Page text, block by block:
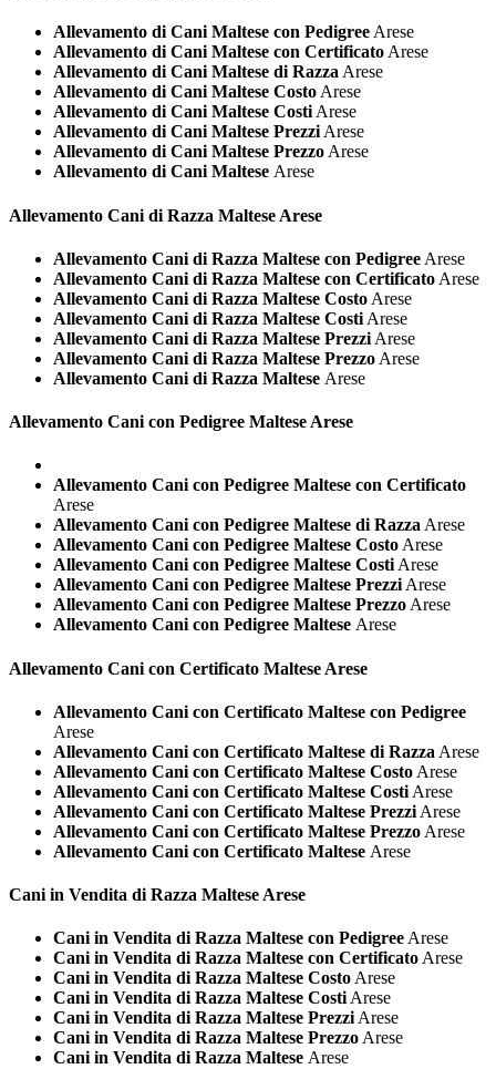
Allevamento di Cani Maltese con Pedigree Arese
Allevamento di Cani Maltese con Certificato Arese
Allevamento di Cani Maltese di Razza Arese
Allevamento di Cani Maltese Costo Arese
Allevamento di Cani Maltese Costi Arese
Allevamento di Cani Maltese Prezzi Arese
Allevamento di Cani Maltese Prezzo Arese
Allevamento di Cani Maltese Arese
Allevamento Cani di Razza Maltese Arese
Allevamento Cani di Razza Maltese con Pedigree Arese
Allevamento Cani di Razza Maltese con Certificato Arese
Allevamento Cani di Razza Maltese Costo Arese
Allevamento Cani di Razza Maltese Costi Arese
Allevamento Cani di Razza Maltese Prezzi Arese
Allevamento Cani di Razza Maltese Prezzo Arese
Allevamento Cani di Razza Maltese Arese
Allevamento Cani con Pedigree Maltese Arese
Allevamento Cani con Pedigree Maltese con Certificato
Arese
Allevamento Cani con Pedigree Maltese di Razza Arese
Allevamento Cani con Pedigree Maltese Costo Arese
Allevamento Cani con Pedigree Maltese Costi Arese
Allevamento Cani con Pedigree Maltese Prezzi Arese
Allevamento Cani con Pedigree Maltese Prezzo Arese
Allevamento Cani con Pedigree Maltese Arese
Allevamento Cani con Certificato Maltese Arese
Allevamento Cani con Certificato Maltese con Pedigree
Arese
Allevamento Cani con Certificato Maltese di Razza Arese
Allevamento Cani con Certificato Maltese Costo Arese
Allevamento Cani con Certificato Maltese Costi Arese
Allevamento Cani con Certificato Maltese Prezzi Arese
Allevamento Cani con Certificato Maltese Prezzo Arese
Allevamento Cani con Certificato Maltese Arese
Cani in Vendita di Razza Maltese Arese
Cani in Vendita di Razza Maltese con PedigreeArese
Cani in Vendita di Razza Maltese con CertificatoArese
Cani in Vendita di Razza Maltese CostoArese
Cani in Vendita di Razza Maltese CostiArese
Cani in Vendita di Razza Maltese PrezziArese
Cani in Vendita di Razza Maltese PrezzoArese
Cani in Vendita di Razza Maltese Arese